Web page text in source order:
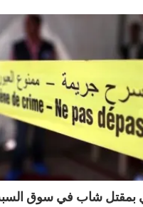
بمقتل شاب في سوق السبت